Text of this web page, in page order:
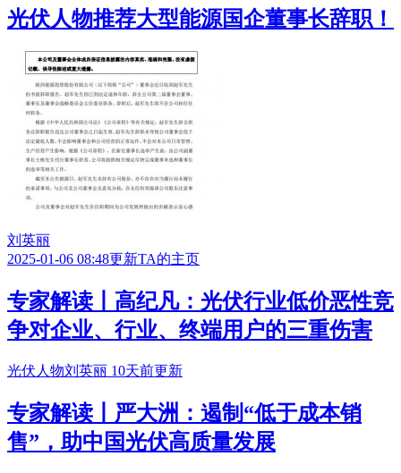
光伏人物推荐大型能源国企董事长辞职！
刘英丽
2025-01-06 08:48更新TA的主页
专家解读丨高纪凡：光伏行业低价恶性竞
争对企业、行业、终端用户的三重伤害
光伏人物刘英丽 10天前更新
专家解读丨严大洲：遏制“低于成本销
售”，助中国光伏高质量发展